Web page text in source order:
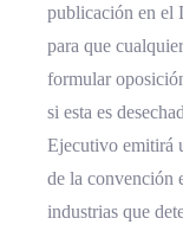
publicación en el
para que
formular
si esta es
Ejecutivo emitirá
de la convención
industrias que